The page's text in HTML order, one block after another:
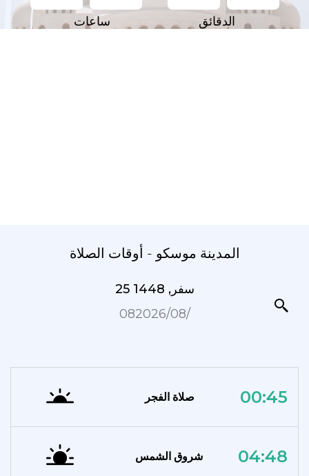
ساعات الدقائق
المدينة موسكو - أوقات الصلاة
25 سفر, 1448
08‏/08‏/2026
صلاة الفجر 00:45
شروق الشمس 04:48